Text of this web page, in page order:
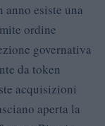
esiste una
ordine
governativa
da token
acquisizioni
aperta la